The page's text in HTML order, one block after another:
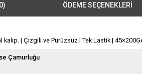
ÖDEME SEÇENEKLERI
| Çizgili ve Pürüzsüz | Tek Lastik |
Çamurluğu